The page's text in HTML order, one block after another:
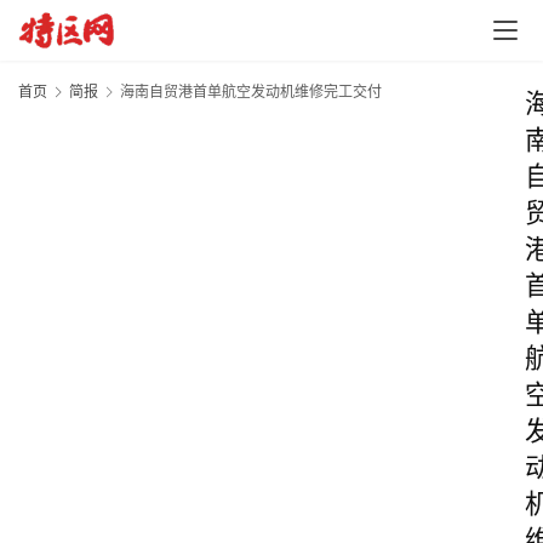
首页 简报 海南自贸港首单航空发动机维修完工交付